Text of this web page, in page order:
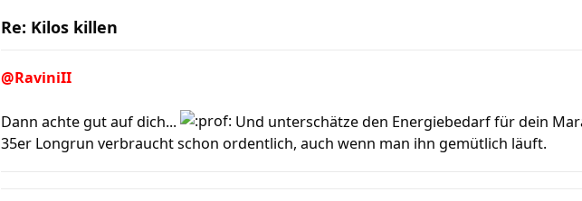
Re: Kilos killen
@RaviniII
Dann achte gut auf dich...
Und unterschätze den Energiebedarf für dein
35er Longrun verbraucht schon ordentlich, auch wenn man ihn gemütlich läuft.